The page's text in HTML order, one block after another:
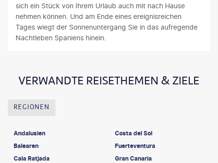
sich ein Stück von Ihrem Urlaub auch mit nach Hause
nehmen können. Und am Ende eines ereignisreichen
Tages wiegt der Sonnenuntergang Sie in das aufregende
Nachtleben Spaniens hinein.
VERWANDTE REISETHEMEN & ZIELE
REGIONEN
Andalusien
Balearen
Cala Ratjada
Costa del Sol
Fuerteventura
Gran Canaria